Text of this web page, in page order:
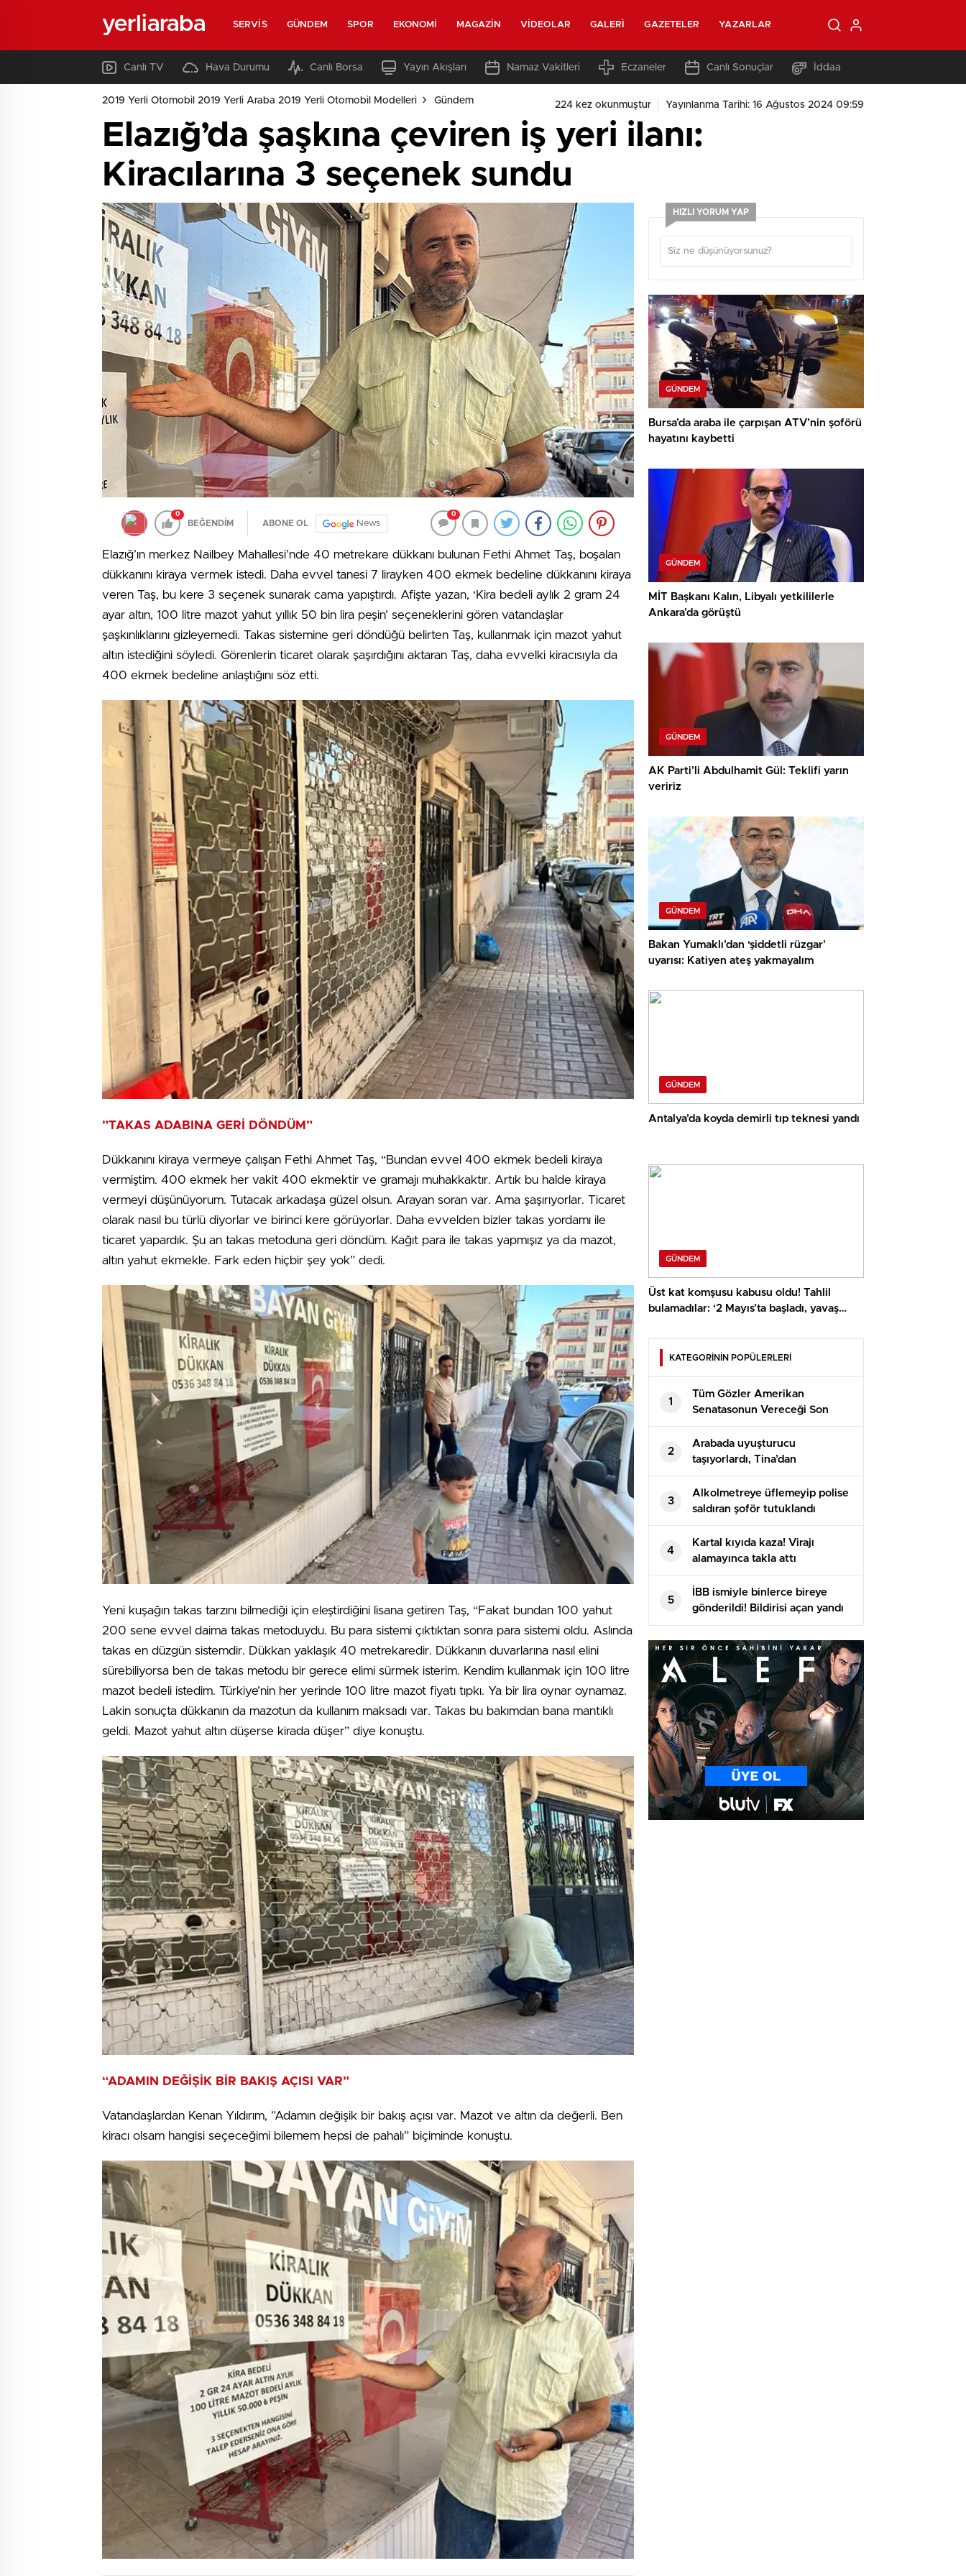
yerliaraba SERVIS GÜNDEM SPOR EKONOMI MAGAZIN VIDEOLAR GALERI GAZETELER YAZARLAR
Canlı TV Hava Durumu Canlı Borsa Yayın Akışları Namaz Vakitleri Eczaneler Canlı Sonuçlar İddaa
2019 Yerli Otomobil 2019 Yerli Araba 2019 Yerli Otomobil Modelleri Gündem 224 kez okunmuştur Yayınlanma Tarihi: 16 Ağustos 2024 09:59
Elazığ’da şaşkına çeviren iş yeri ilanı:
Kiracılarına 3 seçenek sundu
0
BEĞENDİM ABONE OL News
0
Elazığ’ın merkez Nailbey Mahallesi’nde 40 metrekare dükkanı bulunan Fethi Ahmet Taş, boşalan
dükkanını kiraya vermek istedi. Daha evvel tanesi 7 lirayken 400 ekmek bedeline dükkanını kiraya
veren Taş, bu kere 3 seçenek sunarak cama yapıştırdı. Afişte yazan, ‘Kira bedeli aylık 2 gram 24
ayar altın, 100 litre mazot yahut yıllık 50 bin lira peşin’ seçeneklerini gören vatandaşlar
şaşkınlıklarını gizleyemedi. Takas sistemine geri döndüğü belirten Taş, kullanmak için mazot yahut
altın istediğini söyledi. Görenlerin ticaret olarak şaşırdığını aktaran Taş, daha evvelki kiracısıyla da
400 ekmek bedeline anlaştığını söz etti.
”TAKAS ADABINA GERİ DÖNDÜM”
Dükkanını kiraya vermeye çalışan Fethi Ahmet Taş, “Bundan evvel 400 ekmek bedeli kiraya
vermiştim. 400 ekmek her vakit 400 ekmektir ve gramajı muhakkaktır. Artık bu halde kiraya
vermeyi düşünüyorum. Tutacak arkadaşa güzel olsun. Arayan soran var. Ama şaşırıyorlar. Ticaret
olarak nasıl bu türlü diyorlar ve birinci kere görüyorlar. Daha evvelden bizler takas yordamı ile
ticaret yapardık. Şu an takas metoduna geri döndüm. Kağıt para ile takas yapmışız ya da mazot,
altın yahut ekmekle. Fark eden hiçbir şey yok” dedi.
Yeni kuşağın takas tarzını bilmediği için eleştirdiğini lisana getiren Taş, “Fakat bundan 100 yahut
200 sene evvel daima takas metoduydu. Bu para sistemi çıktıktan sonra para sistemi oldu. Aslında
takas en düzgün sistemdir. Dükkan yaklaşık 40 metrekaredir. Dükkanın duvarlarına nasıl elini
sürebiliyorsa ben de takas metodu bir gerece elimi sürmek isterim. Kendim kullanmak için 100 litre
mazot bedeli istedim. Türkiye’nin her yerinde 100 litre mazot fiyatı tıpkı. Ya bir lira oynar oynamaz.
Lakin sonuçta dükkanın da mazotun da kullanım maksadı var. Takas bu bakımdan bana mantıklı
geldi. Mazot yahut altın düşerse kirada düşer” diye konuştu.
“ADAMIN DEĞİŞİK BİR BAKIŞ AÇISI VAR”
Vatandaşlardan Kenan Yıldırım, ”Adamın değişik bir bakış açısı var. Mazot ve altın da değerli. Ben
kiracı olsam hangisi seçeceğimi bilemem hepsi de pahalı” biçiminde konuştu.
HIZLI YORUM YAP
GÜNDEM
Bursa’da araba ile çarpışan ATV’nin şoförü
hayatını kaybetti
GÜNDEM
MİT Başkanı Kalın, Libyalı yetkililerle
Ankara’da görüştü
GÜNDEM
AK Parti’li Abdulhamit Gül: Teklifi yarın
veririz
GÜNDEM
Bakan Yumaklı’dan ‘şiddetli rüzgar’
uyarısı: Katiyen ateş yakmayalım
GÜNDEM
Antalya’da koyda demirli tıp teknesi yandı
GÜNDEM
Üst kat komşusu kabusu oldu! Tahlil
bulamadılar: ‘2 Mayıs’ta başladı, yavaş
KATEGORİNİN POPÜLERLERİ
1
Tüm Gözler Amerikan
Senatasonun Vereceği Son
Kararda
2
Arabada uyuşturucu
taşıyorlardı, Tina’dan
kaçamadılar
3
Alkolmetreye üflemeyip polise
saldıran şoför tutuklandı
4
Kartal kıyıda kaza! Virajı
alamayınca takla attı
5
İBB ismiyle binlerce bireye
gönderildi! Bildirisi açan yandı